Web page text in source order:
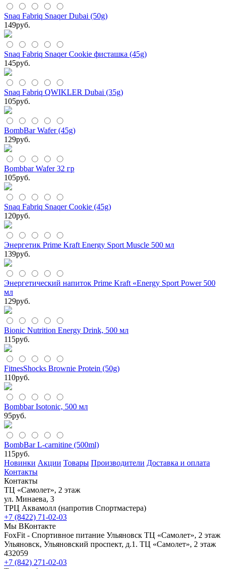
Snaq Fabriq Snaqer Dubai (50g)
149руб.
Snaq Fabriq Snaqer Cookie фисташка (45g)
145руб.
Snaq Fabriq QWIKLER Dubai (35g)
105руб.
BombBar Wafer (45g)
129руб.
Bombbar Wafer 32 гр
105руб.
Snaq Fabriq Snaqer Cookie (45g)
120руб.
Энергетик Prime Kraft Energy Sport Muscle 500 мл
139руб.
Энергетический напиток Prime Kraft «Energy Sport Power 500
мл
129руб.
Bionic Nutrition Energy Drink, 500 мл
115руб.
FitnesShocks Brownie Protein (50g)
110руб.
Bombbar Isotonic, 500 мл
95руб.
BombBar L-carnitine (500ml)
115руб.
Новинки Акции Товары Производители Доставка и оплата
Контакты
Контакты
ТЦ «Самолет», 2 этаж
ул. Минаева, 3
ТРЦ Аквамолл (напротив Спортмастера)
+7 (8422) 71-02-03
Мы ВКонтакте
FoxFit - Спортивное питание Ульяновск ТЦ «Самолет», 2 этаж
Ульяновск, Ульяновский проспект, д.1. ТЦ «Самолет», 2 этаж
432059
+7 (842) 271-02-03